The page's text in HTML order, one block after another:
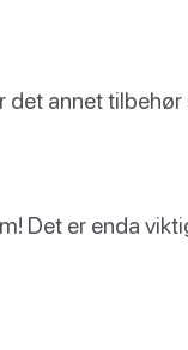
annet tilbehør
Det er enda